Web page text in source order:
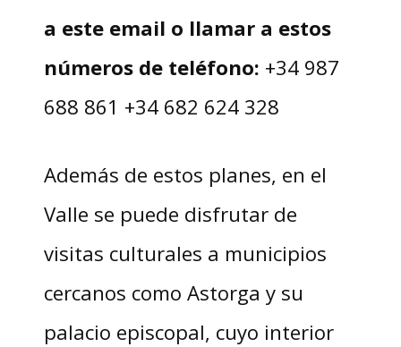
a este email o llamar a estos
números de teléfono: +34 987
688 861 +34 682 624 328
Además de estos planes, en el
Valle se puede disfrutar de
visitas culturales a municipios
cercanos como Astorga y su
palacio episcopal, cuyo interior